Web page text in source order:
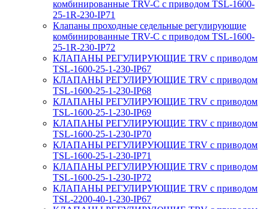
комбинированные TRV-С с приводом TSL-1600-
25-1R-230-IP71
Клапаны проходные седельные регулирующие
комбинированные TRV-С с приводом TSL-1600-
25-1R-230-IP72
КЛАПАНЫ РЕГУЛИРУЮЩИЕ TRV с приводом
TSL-1600-25-1-230-IP67
КЛАПАНЫ РЕГУЛИРУЮЩИЕ TRV с приводом
TSL-1600-25-1-230-IP68
КЛАПАНЫ РЕГУЛИРУЮЩИЕ TRV с приводом
TSL-1600-25-1-230-IP69
КЛАПАНЫ РЕГУЛИРУЮЩИЕ TRV с приводом
TSL-1600-25-1-230-IP70
КЛАПАНЫ РЕГУЛИРУЮЩИЕ TRV с приводом
TSL-1600-25-1-230-IP71
КЛАПАНЫ РЕГУЛИРУЮЩИЕ TRV с приводом
TSL-1600-25-1-230-IP72
КЛАПАНЫ РЕГУЛИРУЮЩИЕ TRV с приводом
TSL-2200-40-1-230-IP67